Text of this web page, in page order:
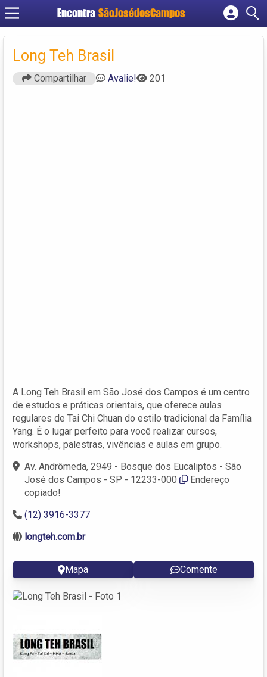
Encontra SãoJosédosCampos
Cadastrar empresa
Long Teh Brasil
Compartilhar Avalie! 201
A Long Teh Brasil em São José dos Campos é um centro
de estudos e práticas orientais, que oferece aulas
regulares de Tai Chi Chuan do estilo tradicional da Família
Yang. É o lugar perfeito para você realizar cursos,
workshops, palestras, vivências e aulas em grupo.
Av. Andrômeda, 2949 - Bosque dos Eucaliptos - São
José dos Campos - SP - 12233-000
Endereço
copiado!
(12) 3916-3377
longteh.com.br
Mapa Comente